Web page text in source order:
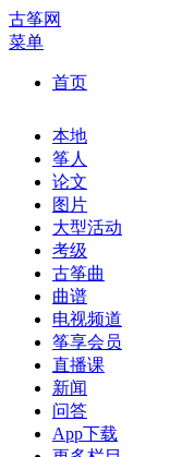
古筝网
菜单
首页
本地
筝人
论文
图片
大型活动
考级
古筝曲
曲谱
电视频道
筝享会员
直播课
新闻
问答
App下载